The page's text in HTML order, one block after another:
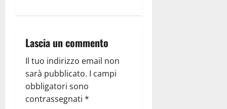
Lascia un commento
Il tuo indirizzo email non
sarà pubblicato. I campi
obbligatori sono
contrassegnati *